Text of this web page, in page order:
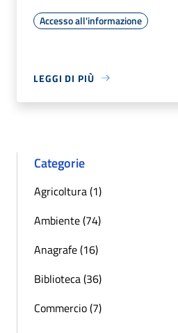
Accesso all'informazione
LEGGI DI PIÙ
Categorie
Agricoltura (1)
Ambiente (74)
Anagrafe (16)
Biblioteca (36)
Commercio (7)